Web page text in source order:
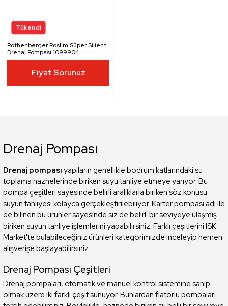
Rothenberger Roslim Süper Silient
Drenaj Pompası 1099904
Fiyat Sorunuz
Drenaj Pompası
Drenaj pompası yapıların genellikle bodrum katlarındaki su
toplama haznelerinde biriken suyu tahliye etmeye yarıyor. Bu
pompa çeşitleri sayesinde belirli aralıklarla biriken söz konusu
suyun tahliyesi kolayca gerçekleştirilebiliyor. Karter pompası adı ile
de bilinen bu ürünler sayesinde siz de belirli bir seviyeye ulaşmış
biriken suyun tahliye işlemlerini yapabilirsiniz. Farklı çeşitlerini ISK
Market'te bulabileceğiniz ürünleri kategorimizde inceleyip hemen
alışverişe başlayabilirsiniz.
Drenaj Pompası Çeşitleri
Drenaj pompaları, otomatik ve manuel kontrol sistemine sahip
olmak üzere iki farklı çeşit sunuyor. Bunlardan flatörlü pompaları